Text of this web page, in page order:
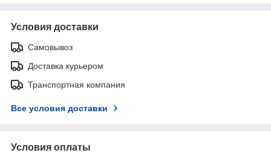
Условия доставки
Самовывоз
Доставка курьером
Транспортная компания
Все условия доставки
Условия оплаты